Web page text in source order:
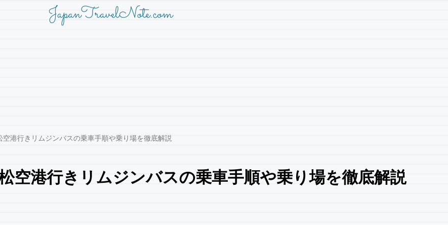
JapanTravelNote.com
港行きリムジンバスの乗車手順や乗り場を徹底解説
空港行きリムジンバスの乗車手順や乗り場を徹底解説